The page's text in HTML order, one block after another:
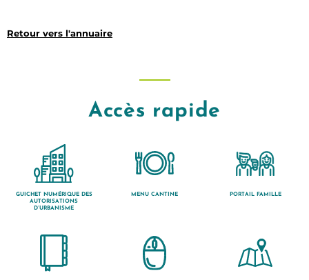
Retour vers l'annuaire
Accès rapide
GUICHET NUMÉRIQUE DES
AUTORISATIONS
D’URBANISME
MENU CANTINE PORTAIL FAMILLE